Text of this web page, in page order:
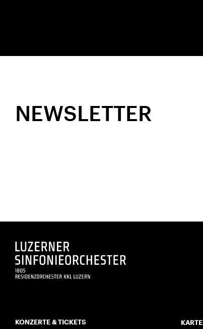
NEWSLETTER
KONZERTE & TICKETS